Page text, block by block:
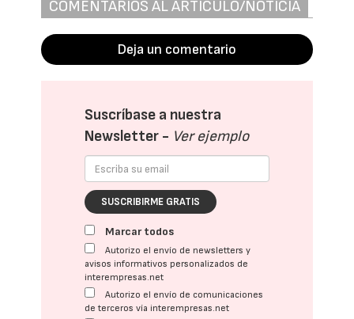
COMENTARIOS AL ARTÍCULO/NOTICIA
Deja un comentario
Suscríbase a nuestra
Newsletter - Ver ejemplo
SUSCRIBIRME GRATIS
Marcar todos
Autorizo el envío de newsletters y
avisos informativos personalizados de
interempresas.net
Autorizo el envío de comunicaciones
de terceros vía interempresas.net